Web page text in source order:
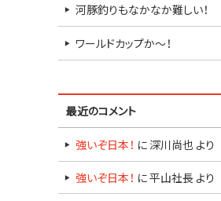
河豚釣りもなかなか難しい！
ワールドカップか～！
最近のコメント
強いぞ日本！ に 深川尚也 より
強いぞ日本！ に平山社長 より